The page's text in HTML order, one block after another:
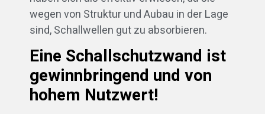
wegen von Struktur und Aubau in der Lage
sind, Schallwellen gut zu absorbieren.
Eine Schallschutzwand ist
gewinnbringend und von
hohem Nutzwert!